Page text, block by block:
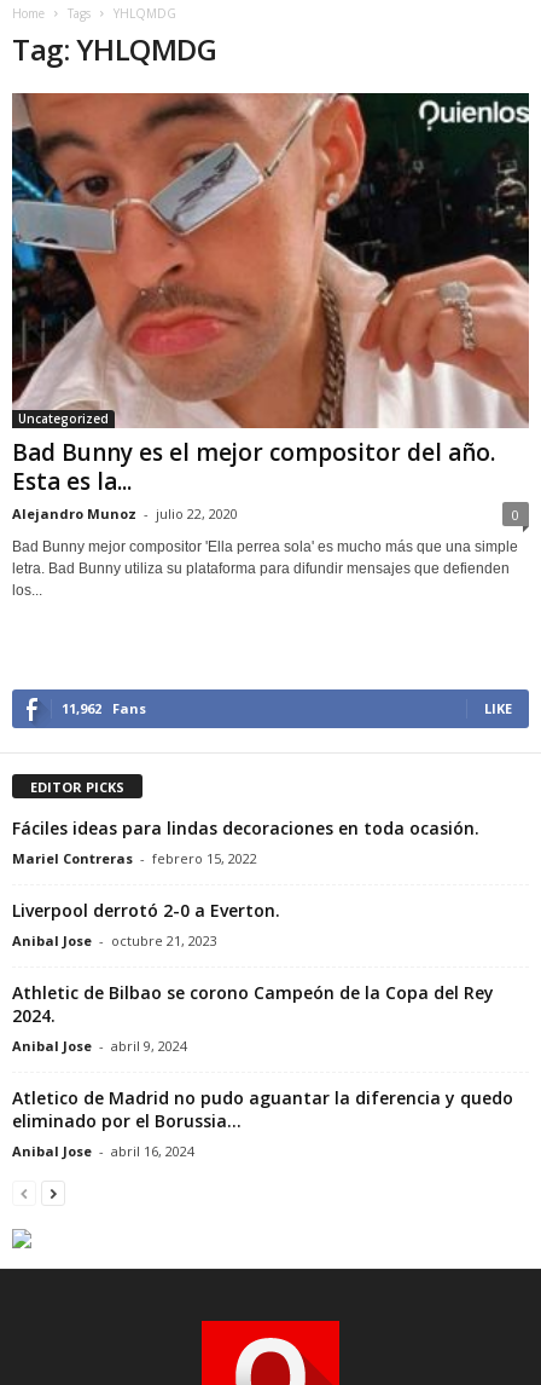
Home Tags YHLQMDG
Tag: YHLQMDG
Uncategorized
Bad Bunny es el mejor compositor del año.
Esta es la...
Alejandro Munoz - julio 22, 2020 0
Bad Bunny mejor compositor 'Ella perrea sola' es mucho más que una simple
letra. Bad Bunny utiliza su plataforma para difundir mensajes que defienden
los...
11,962 Fans LIKE
EDITOR PICKS
Fáciles ideas para lindas decoraciones en toda ocasión.
Mariel Contreras - febrero 15, 2022
Liverpool derrotó 2-0 a Everton.
Anibal Jose - octubre 21, 2023
Athletic de Bilbao se corono Campeón de la Copa del Rey
2024.
Anibal Jose - abril 9, 2024
Atletico de Madrid no pudo aguantar la diferencia y quedo
eliminado por el Borussia...
Anibal Jose - abril 16, 2024